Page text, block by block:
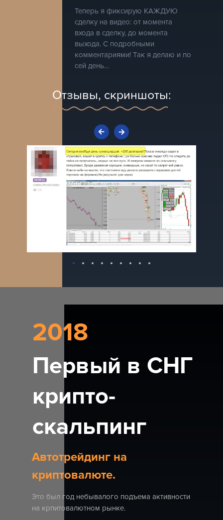
Отзывы, скриншоты:
Теперь я фиксирую КАЖДУЮ
сделку на видео: от момента
входа в сделку, до момента
выхода. С подробными
комментариями! Так я делаю и по
сей день…
Первый в СНГ
крипто-
скальпинг
Автотрейдинг на
криптовалюте.
2018
Это был год небывалого подъема активности
на крпитовалютном рынке.